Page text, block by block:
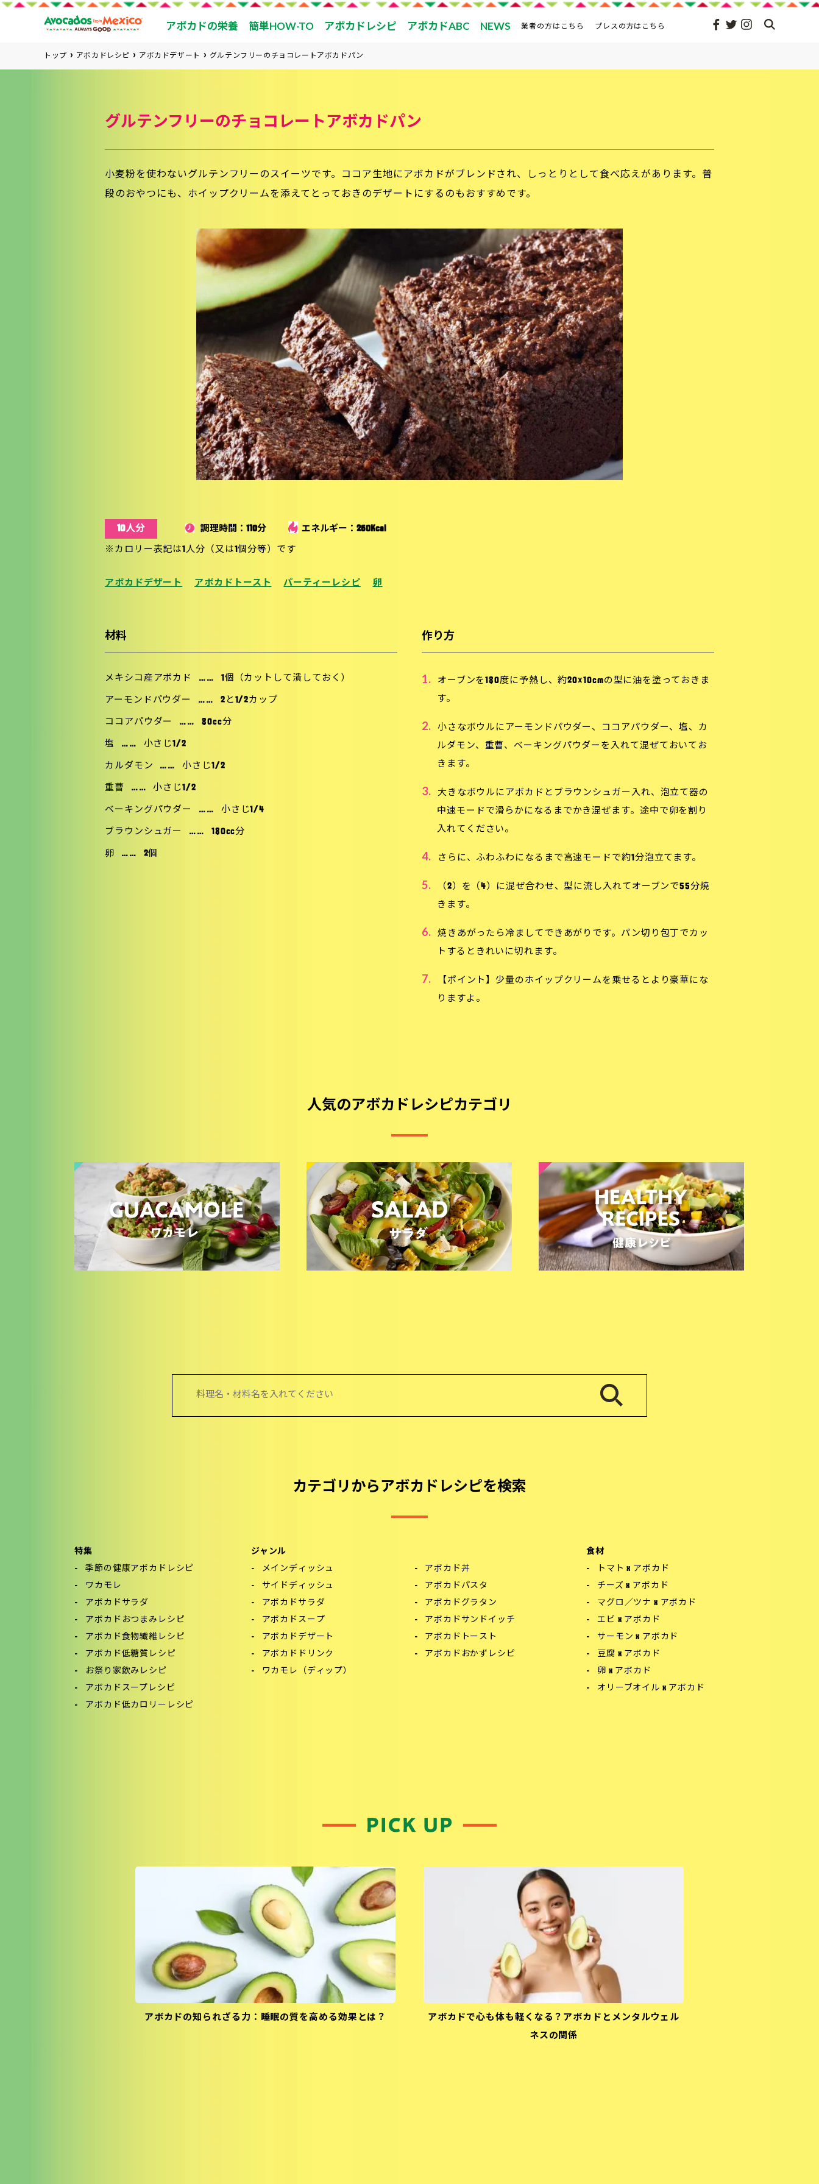
アボカドの栄養 簡単HOW-TO アボカドレシピ アボカドABC NEWS 業者の方はこちら プレスの方はこちら
トップ アボカドレシピ アボカドデザート グルテンフリーのチョコレートアボカドパン
グルテンフリーのチョコレートアボカドパン
小麦粉を使わないグルテンフリーのスイーツです。ココア生地にアボカドがブレンドされ、しっとりとして食べ応えがあります。普
段のおやつにも、ホイップクリームを添えてとっておきのデザートにするのもおすすめです。
10人分 調理時間：110分 エネルギー：260Kcal
※カロリー表記は1人分（又は1個分等）です
アボカドデザート アボカドトースト パーティーレシピ 卵
材料
メキシコ産アボカド …… 1個（カットして潰しておく）
アーモンドパウダー …… 2と1/2カップ
ココアパウダー …… 80cc分
塩 …… 小さじ1/2
カルダモン …… 小さじ1/2
重曹 …… 小さじ1/2
ベーキングパウダー …… 小さじ1/4
ブラウンシュガー …… 180cc分
卵 …… 2個
作り方
1.
オーブンを180度に予熱し、約20×10cmの型に油を塗っておきま
す。
2.
小さなボウルにアーモンドパウダー、ココアパウダー、塩、カ
ルダモン、重曹、ベーキングパウダーを入れて混ぜておいてお
きます。
3.
大きなボウルにアボカドとブラウンシュガー入れ、泡立て器の
中速モードで滑らかになるまでかき混ぜます。途中で卵を割り
入れてください。
4. さらに、ふわふわになるまで高速モードで約1分泡立てます。
5.
（2）を（4）に混ぜ合わせ、型に流し入れてオーブンで55分焼
きます。
6.
焼きあがったら冷ましてできあがりです。パン切り包丁でカッ
トするときれいに切れます。
7.
【ポイント】少量のホイップクリームを乗せるとより豪華にな
りますよ。
人気のアボカドレシピカテゴリ
検
カテゴリからアボカドレシピを検索
特集
季節の健康アボカドレシピ
ワカモレ
アボカドサラダ
アボカドおつまみレシピ
アボカド食物繊維レシピ
アボカド低糖質レシピ
お祭り家飲みレシピ
アボカドスープレシピ
アボカド低カロリーレシピ
ジャンル
メインディッシュ
サイドディッシュ
アボカドサラダ
アボカドスープ
アボカドデザート
アボカドドリンク
ワカモレ（ディップ）
アボカド丼
アボカドパスタ
アボカドグラタン
アボカドサンドイッチ
アボカドトースト
アボカドおかずレシピ
食材
トマト x アボカド
チーズ x アボカド
マグロ／ツナ x アボカド
エビ x アボカド
サーモン x アボカド
豆腐 x アボカド
卵 x アボカド
オリーブオイル x アボカド
アボカドの知られざる力：睡眠の質を高める効果とは？
アボカドで心も体も軽くなる？アボカドとメンタルウェル
ネスの関係